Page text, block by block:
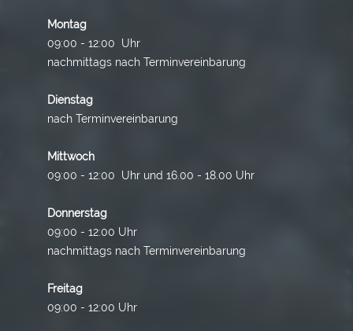
Montag
09:00 - 12:00 Uhr
nachmittags nach Terminvereinbarung
Dienstag
nach Terminvereinbarung
Mittwoch
09:00 - 12:00 Uhr und 16.00 - 18.00 Uhr
Donnerstag
09:00 - 12:00 Uhr
nachmittags nach Terminvereinbarung
Freitag
09:00 - 12:00 Uhr